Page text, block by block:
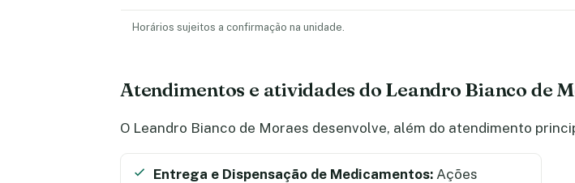
Horários sujeitos a confirmação na unidade.
Atendimentos e atividades do Leandro Bianco de
O Leandro Bianco de Moraes desenvolve, além do atendimento
Entrega e Dispensação de Medicamentos: Ações